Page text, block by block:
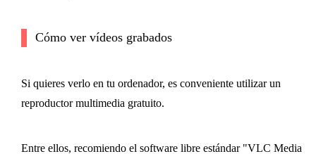
Cómo ver vídeos grabados
Si quieres verlo en tu ordenador, es conveniente utilizar un
reproductor multimedia gratuito.
Entre ellos, recomiendo el software libre estándar "VLC Media